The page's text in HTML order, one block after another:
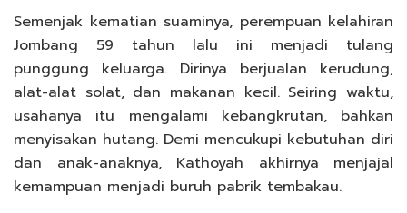
Semenjak kematian suaminya, perempuan kelahiran
Jombang 59 tahun lalu ini menjadi tulang
punggung keluarga. Dirinya berjualan kerudung,
alat-alat solat, dan makanan kecil. Seiring waktu,
usahanya itu mengalami kebangkrutan, bahkan
menyisakan hutang. Demi mencukupi kebutuhan diri
dan anak-anaknya, Kathoyah akhirnya menjajal
kemampuan menjadi buruh pabrik tembakau.